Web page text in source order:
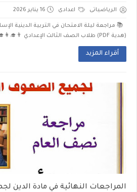
الرياضياتى اعدادى 16 يناير 2026
📚 مراجعة ليلة الامتحان في التربية الدينية
(هدية PDF) طلاب الصف الثالث الإعدادي 👨‍🎓👩‍🎓، نقدم لكم م...
أقراء المزيد
المراجعات النهائية في مادة الدين